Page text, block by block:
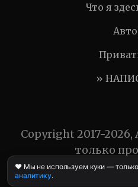
Что я
»
Copyright 2017-2026,
только
❤️ Мы не используем куки —
аналитику.